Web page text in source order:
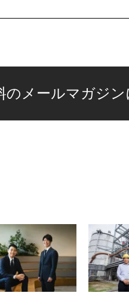
のメールマガジン